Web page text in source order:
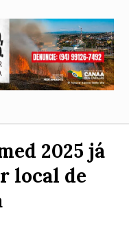
2025 já
local de